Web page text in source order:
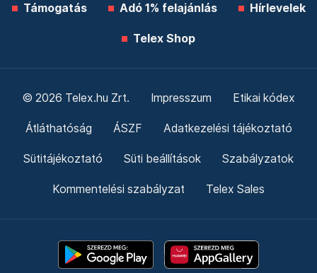
Támogatás Adó 1% felajánlás Hírlevelek
Telex Shop
© 2026 Telex.hu Zrt. Impresszum Etikai kódex
Átláthatóság ÁSZF Adatkezelési tájékoztató
Sütitájékoztató Süti beállítások Szabályzatok
Kommentelési szabályzat Telex Sales